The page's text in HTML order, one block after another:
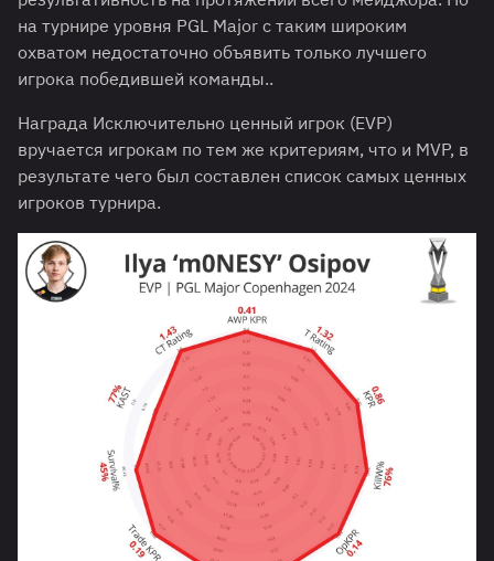
на турнире уровня PGL Major с таким широким
охватом недостаточно объявить только лучшего
игрока победившей команды..
Награда Исключительно ценный игрок (EVP)
вручается игрокам по тем же критериям, что и MVP, в
результате чего был составлен список самых ценных
игроков турнира.